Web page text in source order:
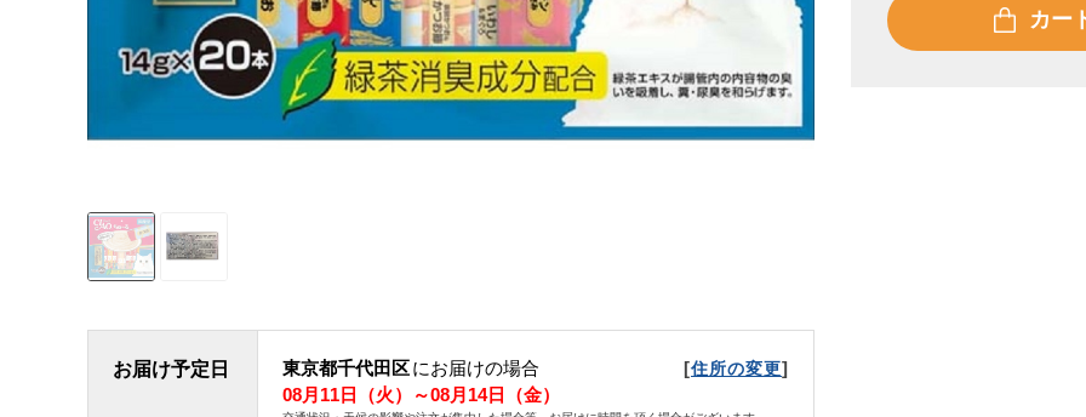
お届け予定日 東京都千代田区にお届けの場合 [住所の変更]
08月11日（火）～08月14日（金）
カー